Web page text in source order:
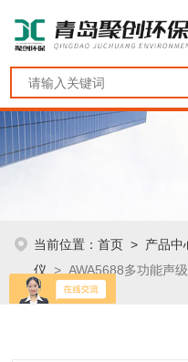
当前位置：首页 > 产品中
仪 > AWA5688多功能声